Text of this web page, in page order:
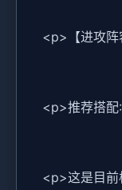
<p>【进攻
<p>推荐搭配
<p>这是目前